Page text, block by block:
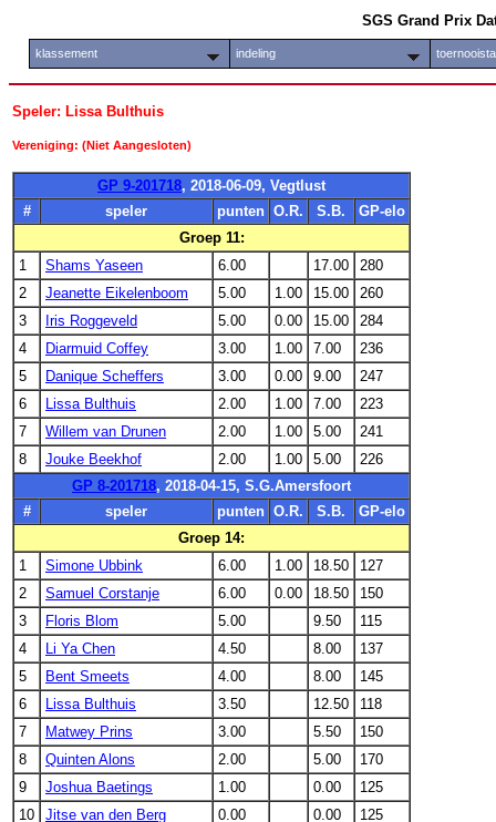
SGS Grand Prix
klassement indeling
Speler: Lissa Bulthuis
Vereniging: (Niet Aangesloten)
GP 9-201718, 2018-06-09, Vegtlust
#
speler punten O.R. S.B.
GP-elo
Groep 11:
1
Shams Yaseen 6.00 17.00
280
2
Jeanette Eikelenboom 5.00 1.00 15.00
260
3
Iris Roggeveld 5.00 0.00 15.00
284
4
Diarmuid Coffey 3.00 1.00 7.00
236
5
Danique Scheffers 3.00 0.00 9.00
247
6
Lissa Bulthuis 2.00 1.00 7.00
223
7
Willem van Drunen 2.00 1.00 5.00
241
8
Jouke Beekhof 2.00 1.00 5.00
226
GP 8-201718, 2018-04-15, S.G.Amersfoort
#
speler punten O.R. S.B.
GP-elo
Groep 14:
1
Simone Ubbink 6.00 1.00 18.50
127
2
Samuel Corstanje 6.00 0.00 18.50
150
3
Floris Blom 5.00 9.50
115
4
Li Ya Chen 4.50 8.00
137
5
Bent Smeets 4.00 8.00
145
6
Lissa Bulthuis 3.50 12.50
118
7
Matwey Prins 3.00 5.50
150
8
Quinten Alons 2.00 5.00
170
9
Joshua Baetings 1.00 0.00
125
10
Jitse van den Berg 0.00 0.00
125